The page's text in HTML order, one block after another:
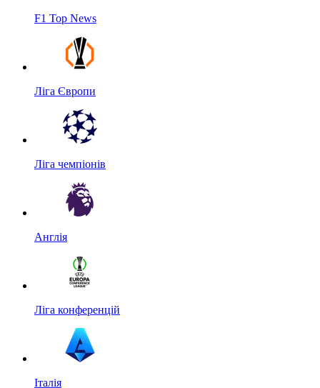
F1 Top News
Ліга Європи
Ліга чемпіонів
Англія
Ліга конференцій
Італія